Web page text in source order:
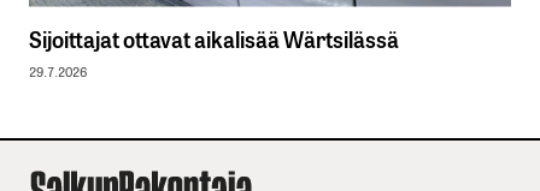
Sijoittajat ottavat aikalisää Wärtsilässä
29.7.2026